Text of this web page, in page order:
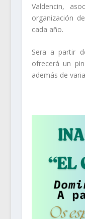
Valdencin,
organización
cada año.
Sera a partir
ofrecerá un
además de